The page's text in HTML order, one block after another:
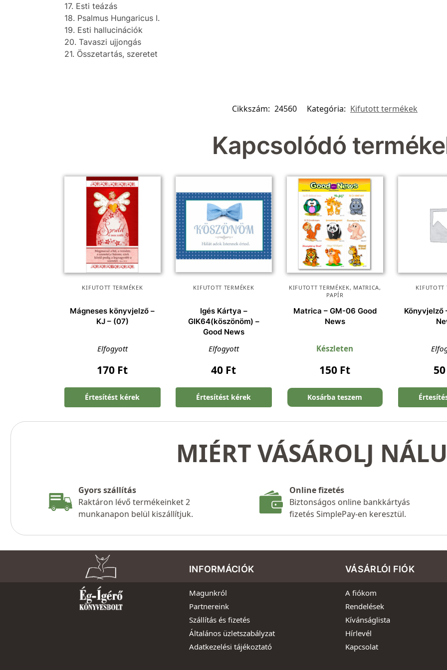
17. Esti teázás
18. Psalmus Hungaricus I.
19. Esti hallucinációk
20. Tavaszi ujjongás
21. Összetartás, szeretet
Cikkszám: 24560 Kategória: Kifutott termékek
Kapcsolódó
KIFUTOTT TERMÉKEK
Mágneses könyvjelző –
KJ – (07)
Elfogyott
170 Ft
Értesítést kérek
KIFUTOTT TERMÉKEK
Igés Kártya –
GIK64(köszönöm) –
Good News
Elfogyott
40 Ft
Értesítést kérek
KIFUTOTT TERMÉKEK, MATRICA,
PAPÍR
Matrica – GM-06 Good
News
Készleten
150 Ft
Kosárba teszem
KIFUTOTT
Könyvjelző
MIÉRT VÁSÁROLJ
Gyors szállítás
Raktáron lévő termékeinket 2
munkanapon belül kiszállítjuk.
Online fizetés
Biztonságos online bankkártyás
fizetés SimplePay-en keresztül.
INFORMÁCIÓK
Magunkról
Partnereink
Szállítás és fizetés
Általános üzletszabályzat
Adatkezelési tájékoztató
VÁSÁRLÓI FIÓK
A fiókom
Rendelések
Kívánságlista
Hírlevél
Kapcsolat